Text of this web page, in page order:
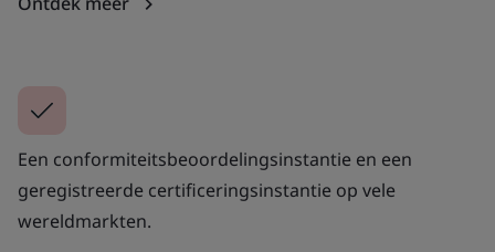
Een conformiteitsbeoordelingsinstantie en een
geregistreerde certificeringsinstantie op vele
wereldmarkten.